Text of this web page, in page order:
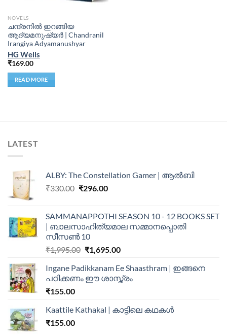
NOVELS
ചന്ദ്രനില്‍ ഇറങ്ങിയ
ആദ്യമനുഷ്യര്‍ | Chandranil
Irangiya Adyamanushyar
HG Wells
₹169.00
READ MORE
LATEST
ALBY: The Constellation Gamer | ആൽബി
₹330.00 ₹296.00
SAMMANAPPOTHI SEASON 10 - 12 BOOKS SET
| ബാലസാഹിത്യമാല സമ്മാനപ്പൊതി
സീസൺ 10
₹1,995.00 ₹1,695.00
Ingane Padikkanam Ee Shaasthram | ഇങ്ങനെ
പഠിക്കണം ഈ ശാസ്ത്രം
₹155.00
Kaattile Kathakal | കാട്ടിലെ കഥകള്‍
₹155.00